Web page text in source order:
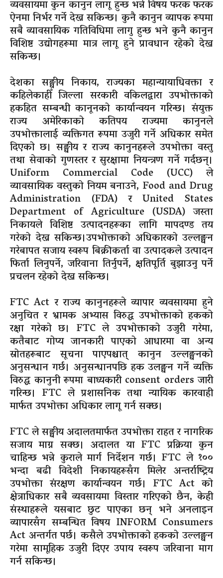
व्यवसायमा कुन कानुन लागू हुन्छ भन्ने विषय फरक फरक
ऐनमा निर्भर गर्ने देख्न सकिन्छ। कुनै कानुन व्यापक रूपमा
सबै व्यावसायिक गतिविधिमा लागु हुन्छ भने कुनै कानुन
विशिष्ट उद्योगहरूमा मात्र लागू हुने प्रावधान रहेको देख्न
सकिन्छ।
देशका सङ्घीय निकाय, राज्यका महान्यायाधिवक्ता र
कहिलेकाहीँ जिल्ला सरकारी वकिलद्वारा उपभोक्ताको
हकहित सम्बन्धी कानूनको कार्यान्वयन गरिन्छ। संयुक्त
राज्य अमेरिकाको कतिपय राज्यमा कानुनले
उपभोक्तालाई व्यक्तिगत रूपमा उजुरी गर्ने अधिकार समेत
दिएको छ। सङ्घीय र राज्य कानुनहरूले उपभोक्ता वस्तु
तथा सेवाको गुणस्तर र सुरक्षामा नियन्त्रण गर्ने गर्दछन्।
Uniform Commercial Code (UCC) ले
व्यावसायिक वस्तुको नियम बनाउने, Food and Drug
Administration (FDA) र United States
Department of Agriculture (USDA) जस्ता
निकायले विशिष्ट उत्पादनहरूका लागि मापदण्ड तय
गरेको देख्न सकिन्छ।उपभोक्ताको अधिकारको उल्लङ्घन
गरेबापत सजाय स्वरूप बिक्रीकर्ता वा उत्पादकले उत्पादन
फिर्ता लिनुपर्ने, जरिवाना तिर्नुपर्ने, क्षतिपूर्ति बुझाउनु पर्ने
प्रचलन रहेको देख्न सकिन्छ।
FTC Act र राज्य कानुनहरूले व्यापार व्यवसायमा हुने
अनुचित र भ्रामक अभ्यास विरुद्ध उपभोक्ताको हकको
रक्षा गरेको छ। FTC ले उपभोक्ताको उजुरी गरेमा,
कतैबाट गोप्य जानकारी पाएको आधारमा वा अन्य
स्रोतहरूबाट सूचना पाएपश्चात् कानुन उल्लङ्घनको
अनुसन्धान गर्छ। अनुसन्धानपछि हक उलङ्घन गर्ने व्यक्ति
विरुद्ध कानुनी रूपमा बाध्यकारी consent orders जारी
गरिन्छ। FTC ले प्रशासनिक तथा न्यायिक कारवाही
मार्फत उपभोक्ता अधिकार लागू गर्न सक्छ।
FTC ले सङ्घीय अदालतमार्फत उपभोक्ता राहत र नागरिक
सजाय माग्न सक्छ। अदालत या FTC प्रक्रिया कुन
चाहिन्छ भन्ने कुराले मार्ग निर्देशन गर्छ। FTC ले १००
भन्दा बढी विदेशी निकायहरूसँग मिलेर अन्तर्राष्ट्रिय
उपभोक्ता संरक्षण कार्यान्वयन गर्छ। FTC Act को
क्षेत्राधिकार सबै व्यवसायमा विस्तार गरिएको छैन, केही
संस्थाहरूले यसबाट छुट पाएका छन् भने अनलाइन
व्यापारसँग सम्बन्धित विषय INFORM Consumers
Act अन्तर्गत पर्छ। कसैले उपभोक्ताको हकको उल्लङ्घन
गरेमा सामूहिक उजुरी दिएर उपाय स्वरूप जरिवाना माग
गर्न सकिन्छ।